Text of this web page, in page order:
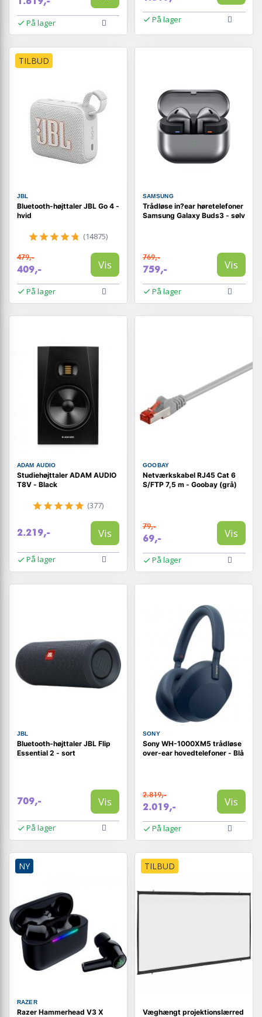
På lager På lager
TILBUD
JBL
Bluetooth-højttaler JBL Go 4 -
hvid
(14875)
479,-
409,- Vis
På lager
SAMSUNG
Trådløse in?ear høretelefoner
Samsung Galaxy Buds3 - sølv
769,-
759,- Vis
På lager
ADAM AUDIO
Studiehøjttaler ADAM AUDIO
T8V - Black
(377)
2.219,- Vis
På lager
GOOBAY
Netværkskabel RJ45 Cat 6
S/FTP 7,5 m - Goobay (grå)
79,-
69,- Vis
På lager
JBL
Bluetooth-højttaler JBL Flip
Essential 2 - sort
709,- Vis
På lager
SONY
Sony WH-1000XM5 trådløse
over-ear hovedtelefoner - Blå
2.819,-
2.019,- Vis
På lager
NY
RAZER
Razer Hammerhead V3 X
TILBUD
Væghængt projektionslærred